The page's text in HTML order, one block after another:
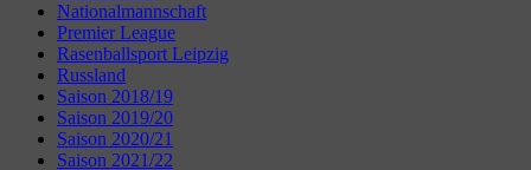
Nationalmannschaft
Premier League
Rasenballsport Leipzig
Russland
Saison 2018/19
Saison 2019/20
Saison 2020/21
Saison 2021/22